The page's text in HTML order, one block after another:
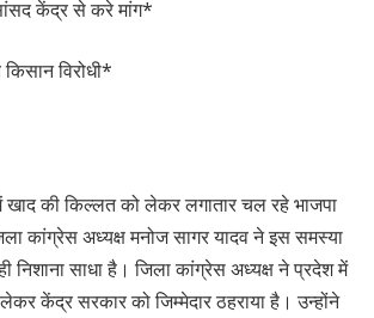
केंद्र से करे मांग*
विरोधी*
की किल्लत को लेकर लगातार चल रहे भाजपा
कांग्रेस अध्यक्ष मनोज सागर यादव ने इस समस्या
निशाना साधा है। जिला कांग्रेस अध्यक्ष ने प्रदेश में
केंद्र सरकार को जिम्मेदार ठहराया है। उन्होंने